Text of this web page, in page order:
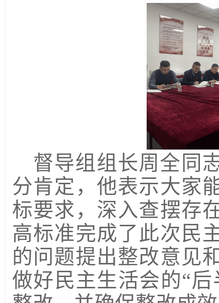
督导组 组长周全同
分肯定，他表示大家
标要求，深入查摆存
高标准完成了此次民
的问题提出整改意见
做好民主生活会的“